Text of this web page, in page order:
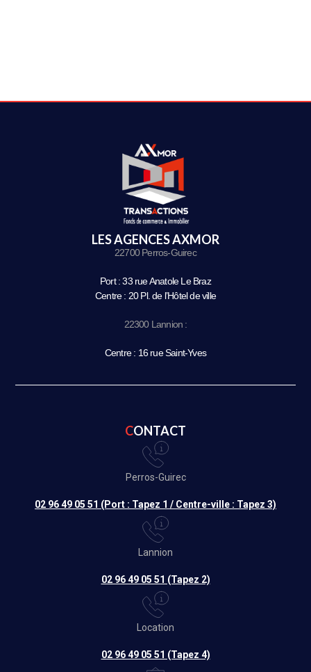
LES AGENCES AXMOR
22700 Perros-Guirec
Port : 33 rue Anatole Le Braz
Centre : 20 Pl. de l’Hôtel de ville
22300 Lannion :
Centre : 16 rue Saint-Yves
CONTACT
Perros-Guirec
02 96 49 05 51 (Port : Tapez 1 / Centre-ville : Tapez 3)
Lannion
02 96 49 05 51 (Tapez 2)
Location
02 96 49 05 51 (Tapez 4)